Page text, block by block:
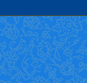
حدیث: